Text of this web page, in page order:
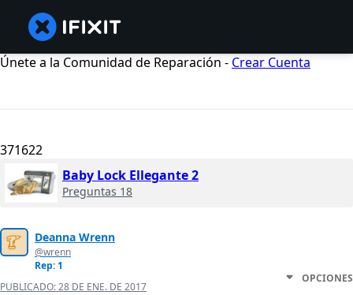
Únete a la Comunidad de Reparación - Crear Cuenta
371622
Baby Lock Ellegante 2
Preguntas 18
Deanna Wrenn
@wrenn
Rep: 1
PUBLICADO:28 DE ENE. DE 2017
OPCIONES